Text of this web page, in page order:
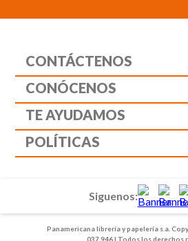
CONTÁCTENOS
CONÓCENOS
TE AYUDAMOS
POLÍTICAS
Panamericana librería y papelería s.a.
037 946 | Todos los derechos
Siguenos: